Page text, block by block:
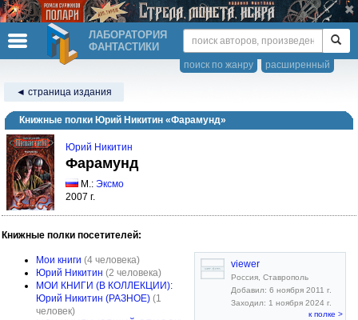
ЛАБОРАТОРИЯ
ФАНТАСТИКИ
расширенный
поиск по жанру
◄ страница издания
Книжные полки Юрий Никитин «Фарамунд»
Юрий Никитин
Фарамунд
М.: Эксмо
2007 г.
Книжные полки посетителей:
Мои книги (4 человека)
Юрий Никитин (2 человека)
МОИ КНИГИ (В КОЛЛЕКЦИИ):
Юрий Никитин (РАЗНОЕ) (1
человек)
viewer
Россия, Ставрополь
Добавил: 6 ноября 2011 г.
Заходил: 1 ноября 2024 г.
к полке >